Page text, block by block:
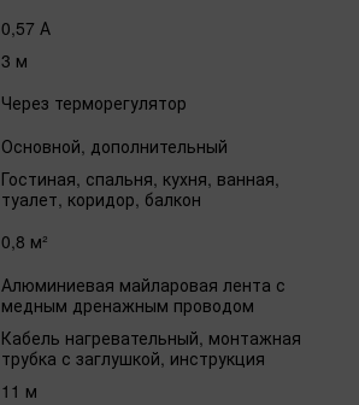
0,57 А
3 м
Через терморегулятор
Основной, дополнительный
Гостиная, спальня, кухня, ванная,
туалет, коридор, балкон
0,8 м²
Алюминиевая майларовая лента с
медным дренажным проводом
Кабель нагревательный, монтажная
трубка с заглушкой, инструкция
11 м